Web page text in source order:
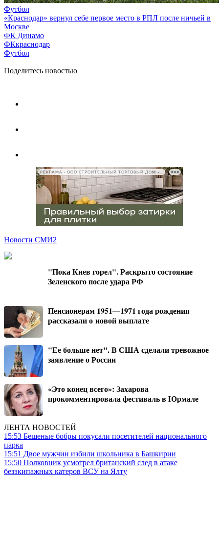
Футбол
«Краснодар» вернул себе первое место в РПЛ после ничьей в
Москве
ФК Динамо
ФКкраснодар
Футбол
Поделитесь новостью
РЕКЛАМА • ООО СТРОИТЕЛЬНЫЙ ТОРГОВЫЙ ДОМ «ПЕТРОВИЧ», ИНН 7802348846
Новости СМИ2
"Пока Киев горел". Раскрыто состояние
Зеленского после удара РФ
Пенсионерам 1951—1971 года рождения
рассказали о новой выплате
"Ее больше нет". В США сделали тревожное
заявление о России
«Это конец всего»: Захарова
прокомментировала фестиваль в Юрмале
ЛЕНТА НОВОСТЕЙ
15:53 Бешеные бобры покусали посетителей национального
парка
15:51 Двое мужчин избили школьника в Башкирии
15:50 Полковник усмотрел британский след в атаке
безэкипажных катеров ВСУ на Ялту